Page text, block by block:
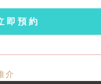
即預約
介